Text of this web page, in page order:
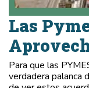
Las
Para que las
verdadera palanca